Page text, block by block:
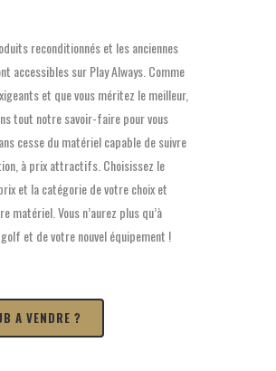
reconditionnés et les anciennes
accessibles sur Play Always. Comme
et que vous méritez le meilleur,
tout notre savoir-faire pour vous
cesse du matériel capable de suivre
à prix attractifs. Choisissez le
et la catégorie de votre choix et
matériel. Vous n’aurez plus qu’à
et de votre nouvel équipement !
A VENDRE ?